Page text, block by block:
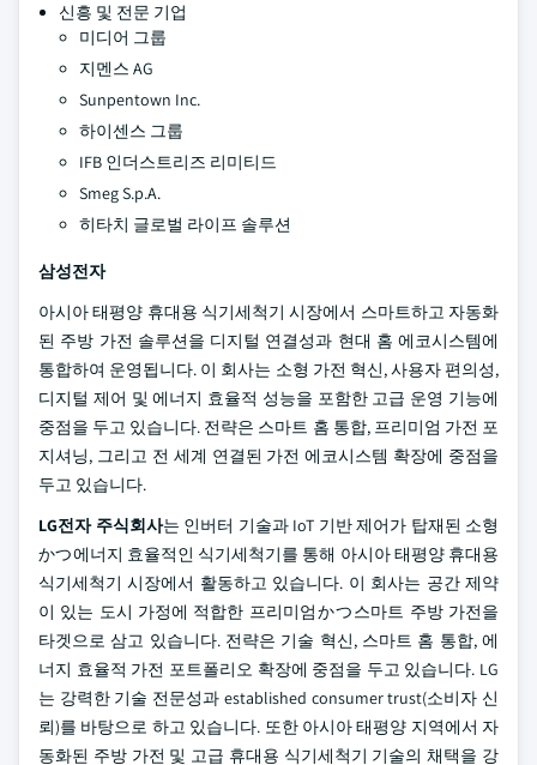
신흥 및 전문 기업
미디어 그룹
지멘스 AG
Sunpentown Inc.
하이센스 그룹
IFB 인더스트리즈 리미티드
Smeg S.p.A.
히타치 글로벌 라이프 솔루션
삼성전자
아시아 태평양 휴대용 식기세척기 시장에서 스마트하고 자동화
된 주방 가전 솔루션을 디지털 연결성과 현대 홈 에코시스템에
통합하여 운영됩니다. 이 회사는 소형 가전 혁신, 사용자 편의성,
디지털 제어 및 에너지 효율적 성능을 포함한 고급 운영 기능에
중점을 두고 있습니다. 전략은 스마트 홈 통합, 프리미엄 가전 포
지셔닝, 그리고 전 세계 연결된 가전 에코시스템 확장에 중점을
두고 있습니다.
LG전자 주식회사는 인버터 기술과 IoT 기반 제어가 탑재된 소형
かつ에너지 효율적인 식기세척기를 통해 아시아 태평양 휴대용
식기세척기 시장에서 활동하고 있습니다. 이 회사는 공간 제약
이 있는 도시 가정에 적합한 프리미엄かつ스마트 주방 가전을
타겟으로 삼고 있습니다. 전략은 기술 혁신, 스마트 홈 통합, 에
너지 효율적 가전 포트폴리오 확장에 중점을 두고 있습니다. LG
는 강력한 기술 전문성과 established consumer trust(소비자 신
뢰)를 바탕으로 하고 있습니다. 또한 아시아 태평양 지역에서 자
동화된 주방 가전 및 고급 휴대용 식기세척기 기술의 채택을 강